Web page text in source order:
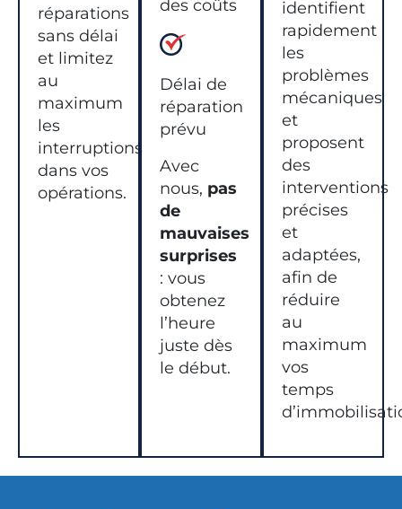
réparations
sans délai
et limitez
au
maximum
les
interruptions
dans vos
opérations.
des coûts
Délai de
réparation
prévu
Avec
nous, pas
de
mauvaises
surprises
: vous
obtenez
l’heure
juste dès
le début.
identifient
rapidement
les
problèmes
mécaniques
et
proposent
des
interventions
précises
et
adaptées,
afin de
réduire
au
maximum
vos
temps